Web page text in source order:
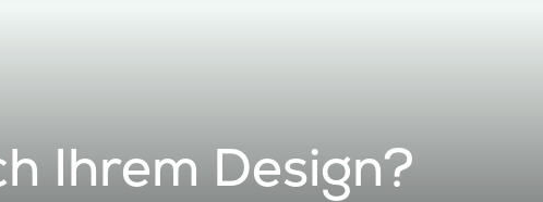
Ihrem Design?